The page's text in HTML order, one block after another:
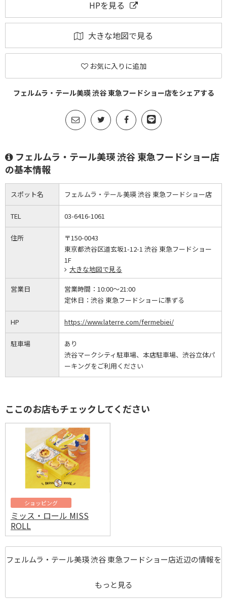
HPを見る
大きな地図で見る
お気に入りに追加
フェルムラ・テール美瑛 渋谷 東急フードショー店をシェアする
フェルムラ・テール美瑛 渋谷 東急フードショー店
の基本情報
スポット名 フェルムラ・テール美瑛 渋谷 東急フードショー店
TEL 03-6416-1061
住所
〒150-0043
東京都渋谷区道玄坂1-12-1 渋谷 東急フードショー
1F
大きな地図で見る
営業日 営業時間： 10:00～21:00
定休日： 渋谷 東急フードショーに準ずる
HP https://www.laterre.com/fermebiei/
駐車場
あり
渋谷マークシティ駐車場、本店駐車場、渋谷立体パ
ーキングをご利用ください
ここのお店もチェックしてください
ショッピング
ミッス・ロール MISS
ROLL
フェルムラ・テール美瑛 渋谷 東急フードショー店近辺の情報を
もっと見る